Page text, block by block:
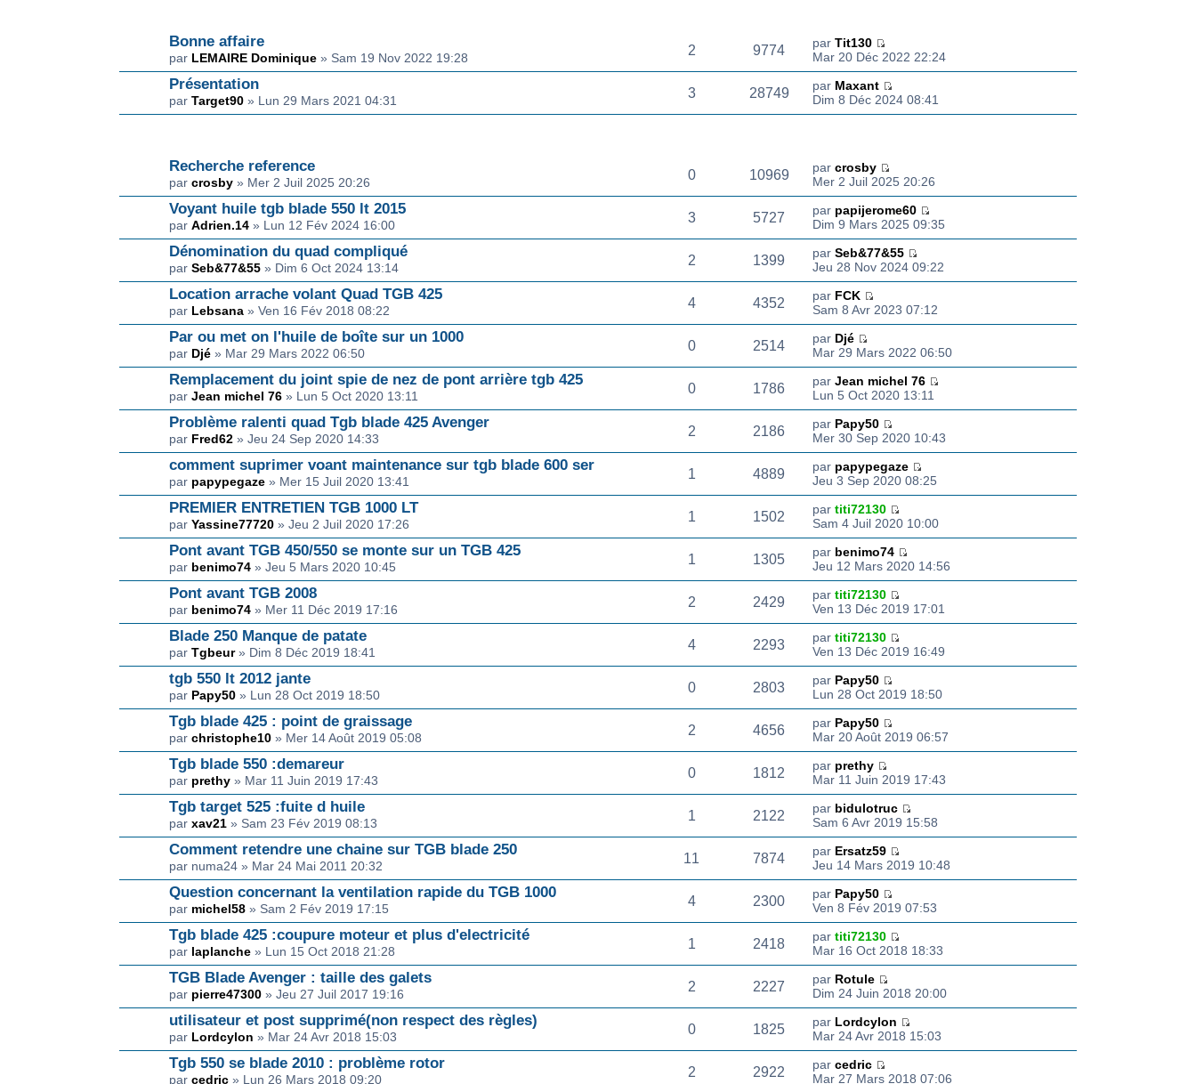
Bonne affaire
par LEMAIRE Dominique » Sam 19 Nov 2022 19:28 2 9774 par Tit130
Mar 20 Déc 2022 22:24
Présentation
parTarget90 » Lun 29 Mars 2021 04:31 3 28749 par Maxant
Dim 8 Déc 2024 08:41
Recherche reference
parcrosby » Mer 2 Juil 2025 20:26 0 10969 par crosby
Mer 2 Juil 2025 20:26
Voyant huile tgb blade 550 lt 2015
parAdrien.14 » Lun 12 Fév 2024 16:00 3 5727 par papijerome60
Dim 9 Mars 2025 09:35
Dénomination du quad compliqué
parSeb&77&55 » Dim 6 Oct 2024 13:14 2 1399 par Seb&77&55
Jeu 28 Nov 2024 09:22
Location arrache volant Quad TGB 425
par Lebsana » Ven 16 Fév 2018 08:22 4 4352 par FCK
Sam 8 Avr 2023 07:12
Par ou met on l'huile de boîte sur un 1000
par Djé » Mar 29 Mars 2022 06:50 0 2514 par Djé
Mar 29 Mars 2022 06:50
Remplacement du joint spie de nez de pont arrière tgb 425
parJean michel 76 » Lun 5 Oct 2020 13:11 0 1786 par Jean michel 76
Lun 5 Oct 2020 13:11
Problème ralenti quad Tgb blade 425 Avenger
par Fred62 » Jeu 24 Sep 2020 14:33 2 2186 par Papy50
Mer 30 Sep 2020 10:43
comment suprimer voant maintenance sur tgb blade 600 ser
par papypegaze » Mer 15 Juil 2020 13:41 1 4889 par papypegaze
Jeu 3 Sep 2020 08:25
PREMIER ENTRETIEN TGB 1000 LT
parYassine77720 » Jeu 2 Juil 2020 17:26 1 1502 par titi72130
Sam 4 Juil 2020 10:00
Pont avant TGB 450/550 se monte sur un TGB 425
par benimo74 » Jeu 5 Mars 2020 10:45 1 1305 par benimo74
Jeu 12 Mars 2020 14:56
Pont avant TGB 2008
par benimo74 » Mer 11 Déc 2019 17:16 2 2429 par titi72130
Ven 13 Déc 2019 17:01
Blade 250 Manque de patate
parTgbeur» Dim 8 Déc 2019 18:41 4 2293 par titi72130
Ven 13 Déc 2019 16:49
tgb 550 lt 2012 jante
par Papy50 » Lun 28 Oct 2019 18:50 0 2803 par Papy50
Lun 28 Oct 2019 18:50
Tgb blade 425 : point de graissage
parchristophe10 » Mer 14 Août 2019 05:08 2 4656 par Papy50
Mar 20 Août 2019 06:57
Tgb blade 550 :demareur
par prethy » Mar 11 Juin 2019 17:43 0 1812 par prethy
Mar 11 Juin 2019 17:43
Tgb target 525 :fuite d huile
parxav21 » Sam 23 Fév 2019 08:13 1 2122 par bidulotruc
Sam 6 Avr 2019 15:58
Comment retendre une chaine sur TGB blade 250
par numa24 » Mar 24 Mai 2011 20:32 11 7874 par Ersatz59
Jeu 14 Mars 2019 10:48
Question concernant la ventilation rapide du TGB 1000
par michel58 » Sam 2 Fév 2019 17:15 4 2300 par Papy50
Ven 8 Fév 2019 07:53
Tgb blade 425 :coupure moteur et plus d'electricité
par laplanche » Lun 15 Oct 2018 21:28 1 2418 par titi72130
Mar 16 Oct 2018 18:33
TGB Blade Avenger : taille des galets
par pierre47300 » Jeu 27 Juil 2017 19:16 2 2227 par Rotule
Dim 24 Juin 2018 20:00
utilisateur et post supprimé(non respect des règles)
par Lordcylon » Mar 24 Avr 2018 15:03 0 1825 par Lordcylon
Mar 24 Avr 2018 15:03
Tgb 550 se blade 2010 : problème rotor
parcedric » Lun 26 Mars 2018 09:20 2 2922 par cedric
Mar 27 Mars 2018 07:06